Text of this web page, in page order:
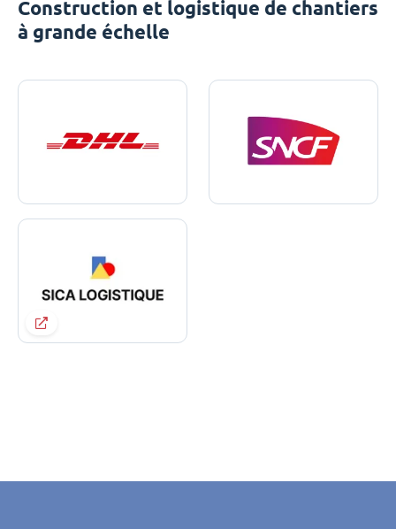
Construction et logistique de chantiers
à grande échelle